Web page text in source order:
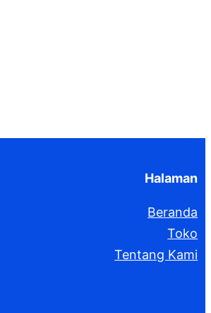
Halaman
Beranda
Toko
Tentang Kami